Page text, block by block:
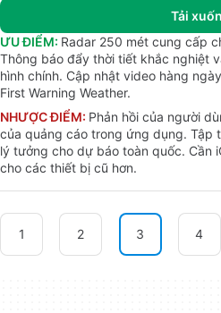
Tải
ƯU ĐIỂM: Radar 250 mét cung cấp
Thông báo đẩy thời tiết khắc nghiệt
hình chính. Cập nhật video hàng
First Warning Weather.
NHƯỢC ĐIỂM: Phản hồi của người
của quảng cáo trong ứng dụng. Tập
lý tưởng cho dự báo toàn quốc. Cần
cho các thiết bị cũ hơn.
1 2 3 4